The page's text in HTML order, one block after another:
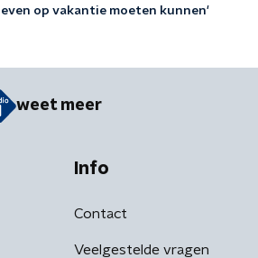
even op vakantie moeten kunnen'
weet meer
Info
Contact
Veelgestelde vragen